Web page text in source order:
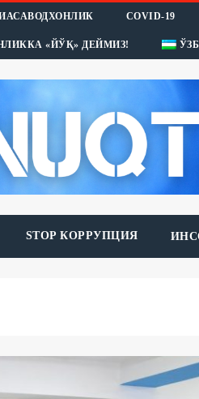
COVID-19
«ЙЎҚ» ДЕЙМИЗ!
STOP КОРРУПЦИЯ